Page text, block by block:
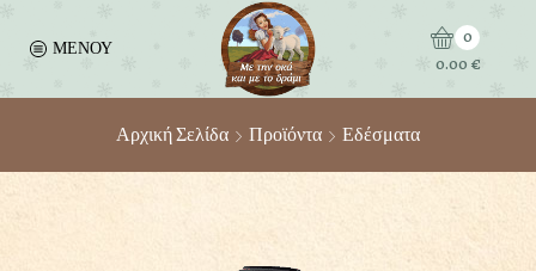
ΜΕΝΟΥ
0
0.00€
Αρχική Σελίδα Προϊόντα Εδέσματα